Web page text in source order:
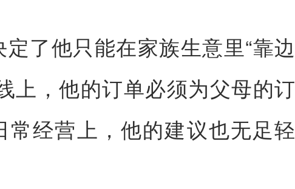
了他只能在家族生意里“靠边
上，他的订单必须为父母的订
常经营上，他的建议也无足轻